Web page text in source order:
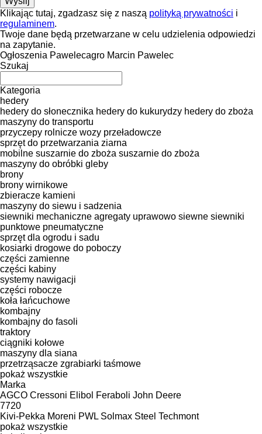
Klikając tutaj, zgadzasz się z naszą polityką prywatności i
regulaminem.
Twoje dane będą przetwarzane w celu udzielenia odpowiedzi
na zapytanie.
Ogłoszenia Pawelecagro Marcin Pawelec
Szukaj
Kategoria
hedery
hedery do słonecznika hedery do kukurydzy hedery do zboża
maszyny do transportu
przyczepy rolnicze wozy przeładowcze
sprzęt do przetwarzania ziarna
mobilne suszarnie do zboża suszarnie do zboża
maszyny do obróbki gleby
brony
brony wirnikowe
zbieracze kamieni
maszyny do siewu i sadzenia
siewniki mechaniczne agregaty uprawowo siewne siewniki
punktowe pneumatyczne
sprzęt dla ogrodu i sadu
kosiarki drogowe do poboczy
części zamienne
części kabiny
systemy nawigacji
części robocze
koła łańcuchowe
kombajny
kombajny do fasoli
traktory
ciągniki kołowe
maszyny dla siana
przetrząsacze zgrabiarki taśmowe
pokaż wszystkie
Marka
AGCO Cressoni Elibol Feraboli John Deere
7720
Kivi-Pekka Moreni PWL Solmax Steel Techmont
pokaż wszystkie